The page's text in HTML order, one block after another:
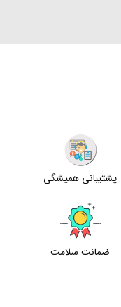
پشتیبانی همیشگی
ضمانت سلامت